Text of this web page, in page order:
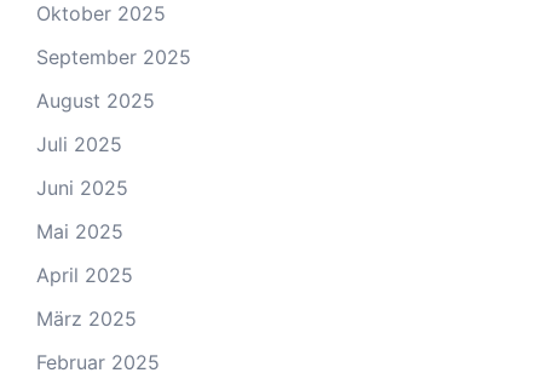
Oktober 2025
September 2025
August 2025
Juli 2025
Juni 2025
Mai 2025
April 2025
März 2025
Februar 2025